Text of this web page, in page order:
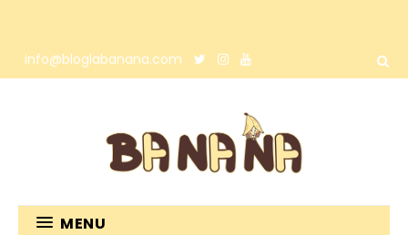
info@bloglabanana.com
MENU